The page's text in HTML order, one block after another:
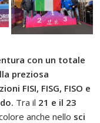
con un totale
preziosa
FISI, FISG, FISO e
Tra il 21 e il 23
anche nello sci